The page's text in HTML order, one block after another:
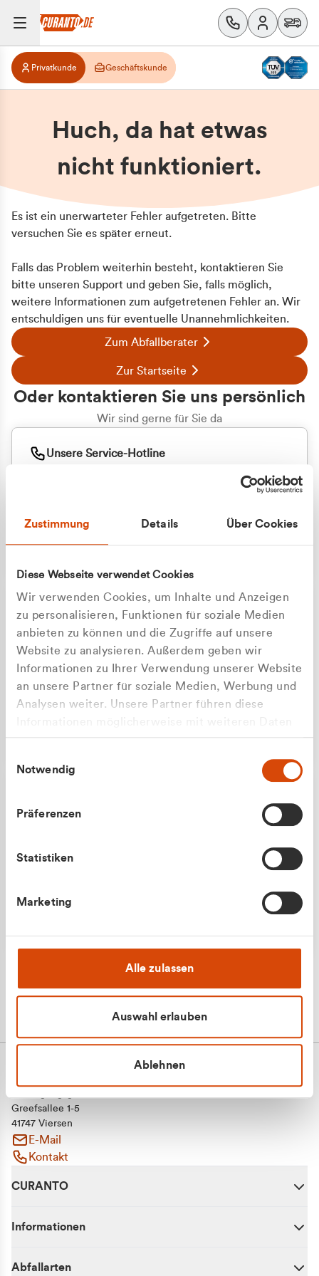
Zustimmung Details Über Cookies
Diese Webseite verwendet Cookies
Wir verwenden Cookies, um Inhalte und Anzeigen
zu personalisieren, Funktionen für soziale Medien
anbieten zu können und die Zugriffe auf unsere
Website zu analysieren. Außerdem geben wir
Informationen zu Ihrer Verwendung unserer Website
an unsere Partner für soziale Medien, Werbung und
Analysen weiter. Unsere Partner führen diese
gesammelt haben.
Notwendig
Präferenzen
Statistiken
Marketing
Alle zulassen
Auswahl erlauben
Ablehnen
Privatkunde Geschäftskunde
Huch, da hat etwas
nicht funktioniert.
Es ist ein unerwarteter Fehler aufgetreten. Bitte
versuchen Sie es später erneut.
Falls das Problem weiterhin besteht, kontaktieren Sie
bitte unseren Support und geben Sie, falls möglich,
weitere Informationen zum aufgetretenen Fehler an. Wir
entschuldigen uns für eventuelle Unannehmlichkeiten.
Zum Abfallberater
Zur Startseite
Oder kontaktieren Sie uns persönlich
Wir sind gerne für Sie da
Unsere Service-Hotline
+49 177 8376058
Apilash Balanesan
Greefsallee 1-5
41747 Viersen
E-Mail
Kontakt
CURANTO
Informationen
Abfallarten